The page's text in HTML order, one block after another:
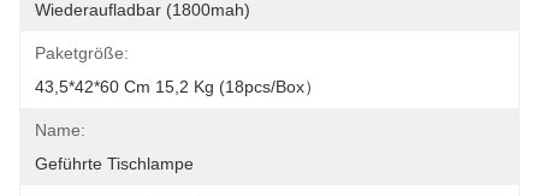
Wiederaufladbar (1800mah)
Paketgröße:
43,5*42*60 Cm 15,2 Kg (18pcs/Box）
Name:
Geführte Tischlampe